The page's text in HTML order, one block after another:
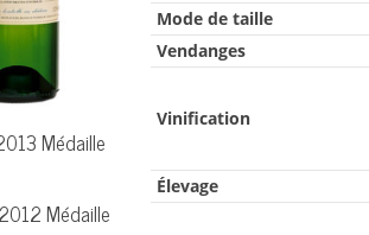
Médaille
Médaille
Mode de taille
Vendanges
Vinification
Élevage